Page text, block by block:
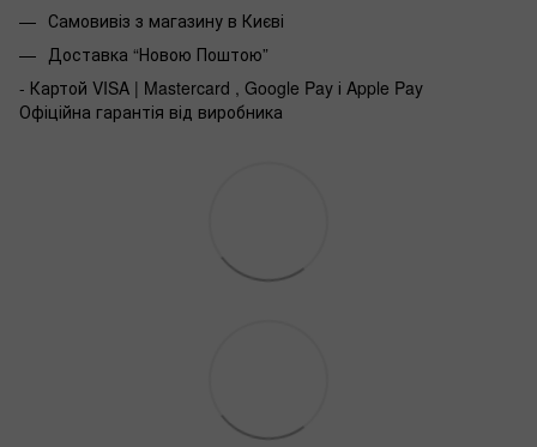
Самовивіз з магазину в Києві
Доставка “Новою Поштою”
- Картой VISA | Mastercard , Google Pay і Apple Pay
Офіційна гарантія від виробника